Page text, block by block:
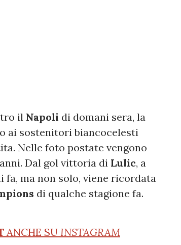
il Napoli di domani sera, la
ai sostenitori biancocelesti
Nelle foto postate vengono
Dal gol vittoria di Lulic, a
fa, ma non solo, viene ricordata
di qualche stagione fa.
ANCHE SU INSTAGRAM